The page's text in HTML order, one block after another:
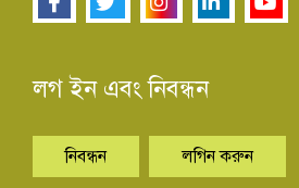
লগ ইন এবং নিবন্ধন
নিবন্ধন লগিন করুন